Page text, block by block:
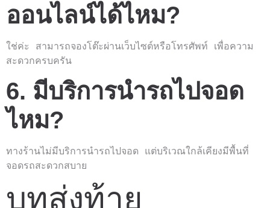
ออนไลน์ได้ไหม?
ใช่ค่ะ สามารถจองโต๊ะผ่านเว็บไซต์หรือโทรศัพท์ เพื่อความ
สะดวกครบครัน
6. มีบริการนำรถไปจอด
ไหม?
ทางร้านไม่มีบริการนำรถไปจอด แต่บริเวณใกล้เคียงมีพื้นที่
จอดรถสะดวกสบาย
บทส่งท้าย